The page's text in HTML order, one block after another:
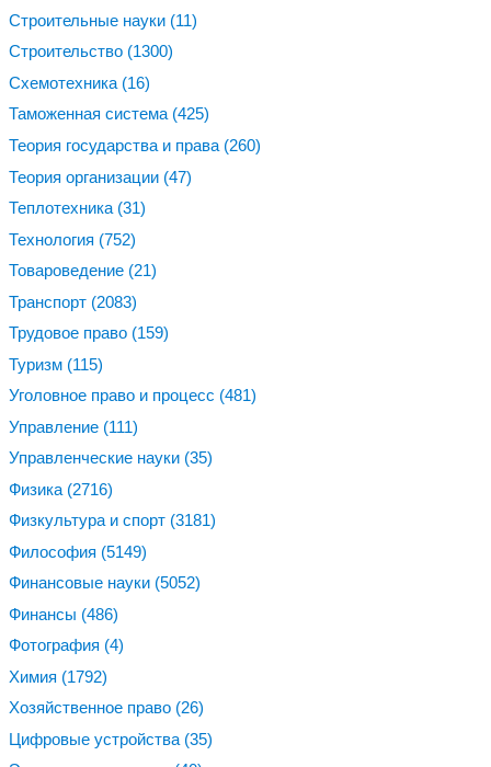
Строительные науки (11)
Строительство (1300)
Схемотехника (16)
Таможенная система (425)
Теория государства и права (260)
Теория организации (47)
Теплотехника (31)
Технология (752)
Товароведение (21)
Транспорт (2083)
Трудовое право (159)
Туризм (115)
Уголовное право и процесс (481)
Управление (111)
Управленческие науки (35)
Физика (2716)
Физкультура и спорт (3181)
Философия (5149)
Финансовые науки (5052)
Финансы (486)
Фотография (4)
Химия (1792)
Хозяйственное право (26)
Цифровые устройства (35)